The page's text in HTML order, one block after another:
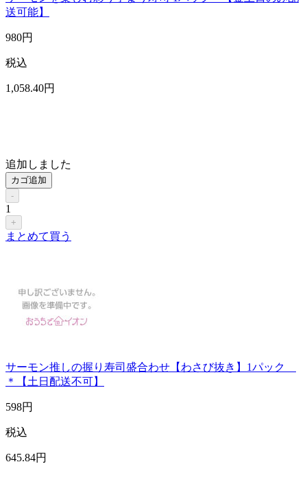
送可能】
980円
税込
1,058.40円
追加しました
カゴ追加
-
1
+
まとめて買う
サーモン推しの握り寿司盛合わせ【わさび抜き】1パック
＊【土日配送不可】
598円
税込
645.84円